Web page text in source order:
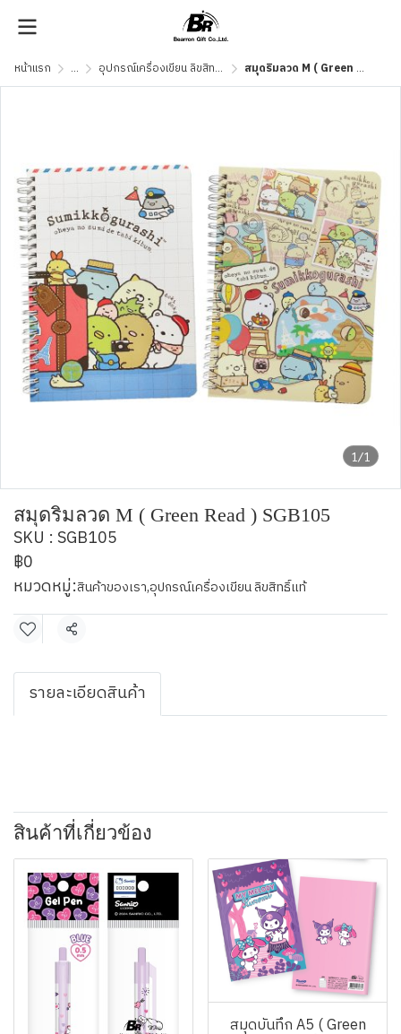
หน้าแรก ... อุปกรณ์เครื่องเขียน ลิขสิทธิ์แท้ สมุดริมลวด M ( Green Read ) SGB105
1/1
สมุดริมลวด M ( Green Read ) SGB105
SKU : SGB105
฿0
หมวดหมู่:สินค้าของเรา,อุปกรณ์เครื่องเขียน ลิขสิทธิ์แท้
แชร์
รายละเอียดสินค้า
สินค้าที่เกี่ยวข้อง
สมุดบันทึก A5 ( Green